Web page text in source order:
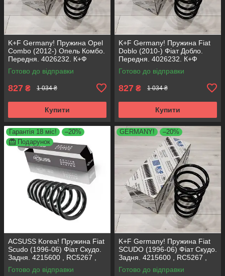
K+F Germany! Пружина Opel
Combo (2012-) Опель Комбо.
Передня. 4026232. К+Ф
Німеччина
Готово до відправки
827 ₴ 1 034 ₴
Купити
K+F Germany! Пружина Fiat
Doblo (2010-) Фіат Добло.
Передня. 4026232. К+Ф
Німеччина
Готово до відправки
827 ₴ 1 034 ₴
Купити
Гарантія 18 міс!
–20%
Подарунок
ACSUSS Korea! Пружина Fiat
Scudo (1996-06) Фіат Скудо.
Задня. 4215600 , RC5267 ,
996552. Аксусс Корея
Готово до відправки
GERMANY! –20%
K+F Germany! Пружина Fiat
SCUDO (1996-06) Фіат Скудо.
Задня. 4215600 , RC5267 ,
996552. К+Ф Німеччина
Готово до відправки